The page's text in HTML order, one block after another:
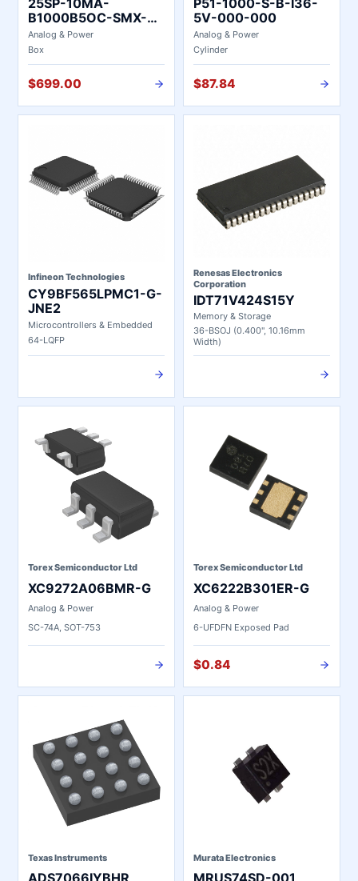
25SP-10MA-
B1000B5OC-SMX-
T6-S4
Analog & Power
Box
$699.00
P51-1000-S-B-I36-
5V-000-000
Analog & Power
Cylinder
$87.84
Infineon Technologies
CY9BF565LPMC1-G-
JNE2
Microcontrollers & Embedded
64-LQFP
Renesas Electronics
Corporation
IDT71V424S15Y
Memory & Storage
36-BSOJ (0.400", 10.16mm
Width)
Torex Semiconductor Ltd
XC9272A06BMR-G
Analog & Power
SC-74A, SOT-753
Torex Semiconductor Ltd
XC6222B301ER-G
Analog & Power
6-UFDFN Exposed Pad
$0.84
Texas Instruments Murata Electronics